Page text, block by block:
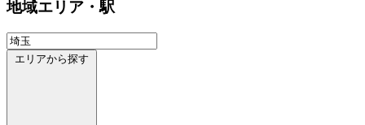
地域エリア・駅
エリアから探す